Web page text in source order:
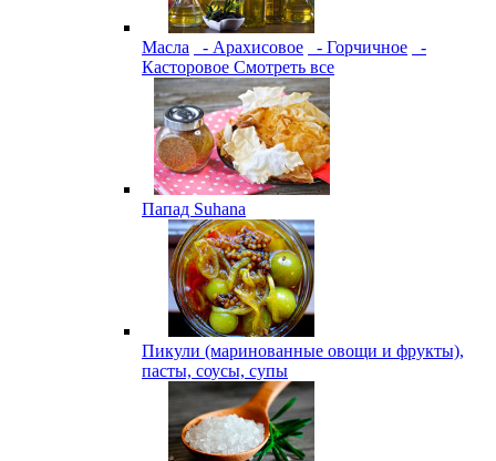
Масла - Арахисовое - Горчичное
-
Касторовое Смотреть все
Папад Suhana
Пикули (маринованные овощи и фрукты),
пасты, соусы, супы